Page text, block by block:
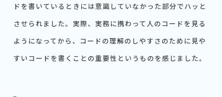
ドを書いているときには意識していなかった部分でハッと
させられました。実際、実務に携わって人のコードを見る
ようになってから、コードの理解のしやすさのために見や
すいコードを書くことの重要性というものを感じました。